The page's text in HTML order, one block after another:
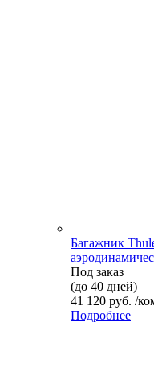
Багажник
Под заказ
(до 40 дней)
41 120 руб. /
Подробнее